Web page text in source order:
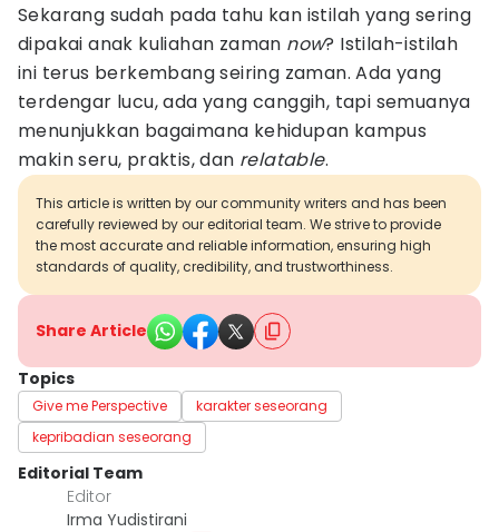
Sekarang sudah pada tahu kan istilah yang sering
dipakai anak kuliahan zaman now? Istilah-istilah
ini terus berkembang seiring zaman. Ada yang
terdengar lucu, ada yang canggih, tapi semuanya
menunjukkan bagaimana kehidupan kampus
makin seru, praktis, dan relatable.
This article is written by our community writers and has been
carefully reviewed by our editorial team. We strive to provide
the most accurate and reliable information, ensuring high
standards of quality, credibility, and trustworthiness.
Share Article
Topics
Give me Perspective
karakter seseorang
kepribadian seseorang
Editorial Team
Editor
Irma Yudistirani